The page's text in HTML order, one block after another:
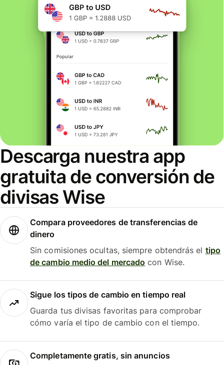
Descarga nuestra app
gratuita de conversión de
divisas Wise
Compara proveedores de transferencias de
dinero
Sin comisiones ocultas, siempre obtendrás el tipo
de cambio medio del mercado con Wise.
Sigue los tipos de cambio en tiempo real
Guarda tus divisas favoritas para comprobar
cómo varía el tipo de cambio con el tiempo.
Completamente gratis, sin anuncios